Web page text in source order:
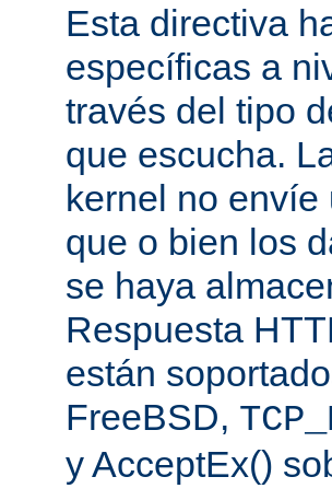
Esta directiva
específicas a
través del tipo
que escucha.
kernel no
que o bien los
se haya
Respuesta
están
FreeBSD,
y AcceptEx()